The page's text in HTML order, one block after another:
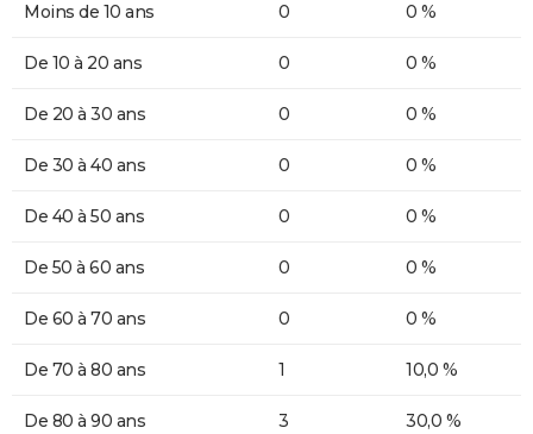
Moins de 10 ans 0 0 %
De 10 à 20 ans 0 0 %
De 20 à 30 ans 0 0 %
De 30 à 40 ans 0 0 %
De 40 à 50 ans 0 0 %
De 50 à 60 ans 0 0 %
De 60 à 70 ans 0 0 %
De 70 à 80 ans 1 10,0 %
De 80 à 90 ans 3 30,0 %